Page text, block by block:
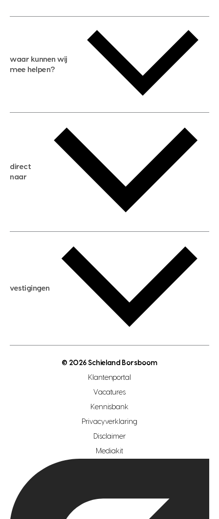
waar kunnen wij
mee helpen?
gratis zoekservice
huis verkopen
huis kopen
aankoopadvies
verkoopadvies
hypotheekadvies
direct
naar
hypotheek berekenen
maximale hypotheek berekenen
hypotheek bespaarcheck
gratis zoekprofiel aanmaken
open woningwaarde dag
vestigingen
makelaar regio zoetermeer
hypotheekshop regio den haag
hypotheekshop regio rotterdam
© 2026 Schieland Borsboom
Klantenportal
Vacatures
Kennisbank
Privacyverklaring
Disclaimer
Mediakit